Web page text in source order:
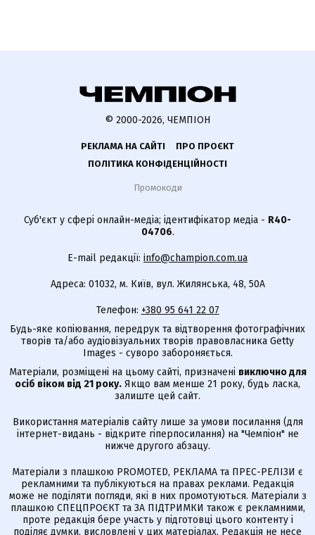
© 2000-2026, ЧЕМПІОН
РЕКЛАМА НА САЙТІ
ПРО ПРОЄКТ
ПОЛІТИКА КОНФІДЕНЦІЙНОСТІ
Промокоди
Суб'єкт у сфері онлайн-медіа; ідентифікатор медіа - R40-
04706.
E-mail редакції: info@champion.com.ua
Адреса: 01032, м. Київ, вул. Жилянська, 48, 50А
Телефон: +380 95 641 22 07
Будь-яке копіювання, передрук та відтворення фотографічних
творів та/або аудіовізуальних творів правовласника Getty
Images - суворо забороняється.
Матеріали, розміщені на цьому сайті, призначені виключно для
осіб віком від 21 року. Якщо вам менше 21 року, будь ласка,
залиште цей сайт.
Використання матеріалів сайту лише за умови посилання (для
інтернет-видань - відкрите гіперпосилання) на "Чемпіон" не
нижче другого абзацу.
Матеріали з плашкою PROMOTED, РЕКЛАМА та ПРЕС-РЕЛІЗИ є
рекламними та публікуються на правах реклами. Редакція
може не поділяти погляди, які в них промотуються. Матеріали з
плашкою СПЕЦПРОЄКТ та ЗА ПІДТРИМКИ також є рекламними,
проте редакція бере участь у підготовці цього контенту і
поділяє думки, висловлені у цих матеріалах. Редакція не несе